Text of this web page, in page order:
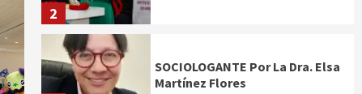
2
SOCIOLOGANTE Por La Dra. Elsa
Martínez Flores